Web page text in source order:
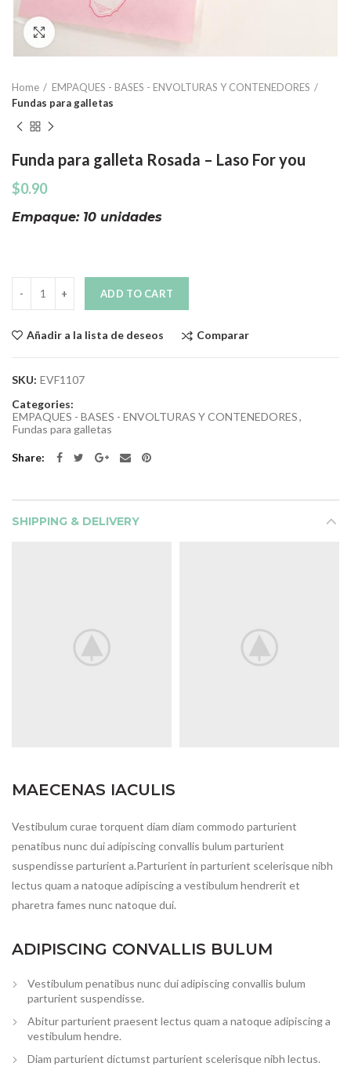
Click to enlarge
Home
EMPAQUES - BASES - ENVOLTURAS Y CONTENEDORES
Fundas para galletas
Funda para galleta Rosada – Laso For you
$0.90
Empaque: 10 unidades
ADD TO CART
Añadir a la lista de deseos Comparar
SKU: EVF1107
Categories:
EMPAQUES - BASES - ENVOLTURAS Y CONTENEDORES,
Fundas para galletas
Share
SHIPPING & DELIVERY
MAECENAS IACULIS
Vestibulum curae torquent diam diam commodo parturient
penatibus nunc dui adipiscing convallis bulum parturient
suspendisse parturient a.Parturient in parturient scelerisque nibh
lectus quam a natoque adipiscing a vestibulum hendrerit et
pharetra fames nunc natoque dui.
ADIPISCING CONVALLIS BULUM
Vestibulum penatibus nunc dui adipiscing convallis bulum
parturient suspendisse.
Abitur parturient praesent lectus quam a natoque adipiscing a
vestibulum hendre.
Diam parturient dictumst parturient scelerisque nibh lectus.